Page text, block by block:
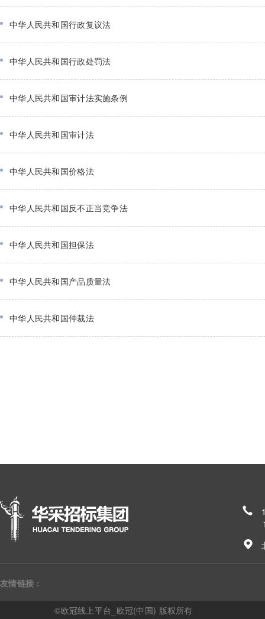
中华人民共和国行政复议法
中华人民共和国行政处罚法
中华人民共和国审计法实施条例
中华人民共和国审计法
中华人民共和国价格法
中华人民共和国反不正当竞争法
中华人民共和国担保法
中华人民共和国产品质量法
中华人民共和国仲裁法
友情链接：
©欧冠线上平台_欧冠(中国) 版权所有